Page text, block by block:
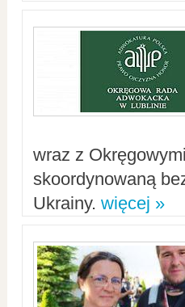
wraz z
skoordynowaną
Ukrainy. więcej »